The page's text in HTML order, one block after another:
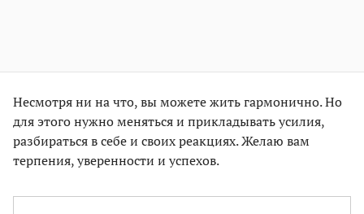
Несмотря ни на что, вы можете жить гармонично. Но
для этого нужно меняться и прикладывать усилия,
разбираться в себе и своих реакциях. Желаю вам
терпения, уверенности и успехов.